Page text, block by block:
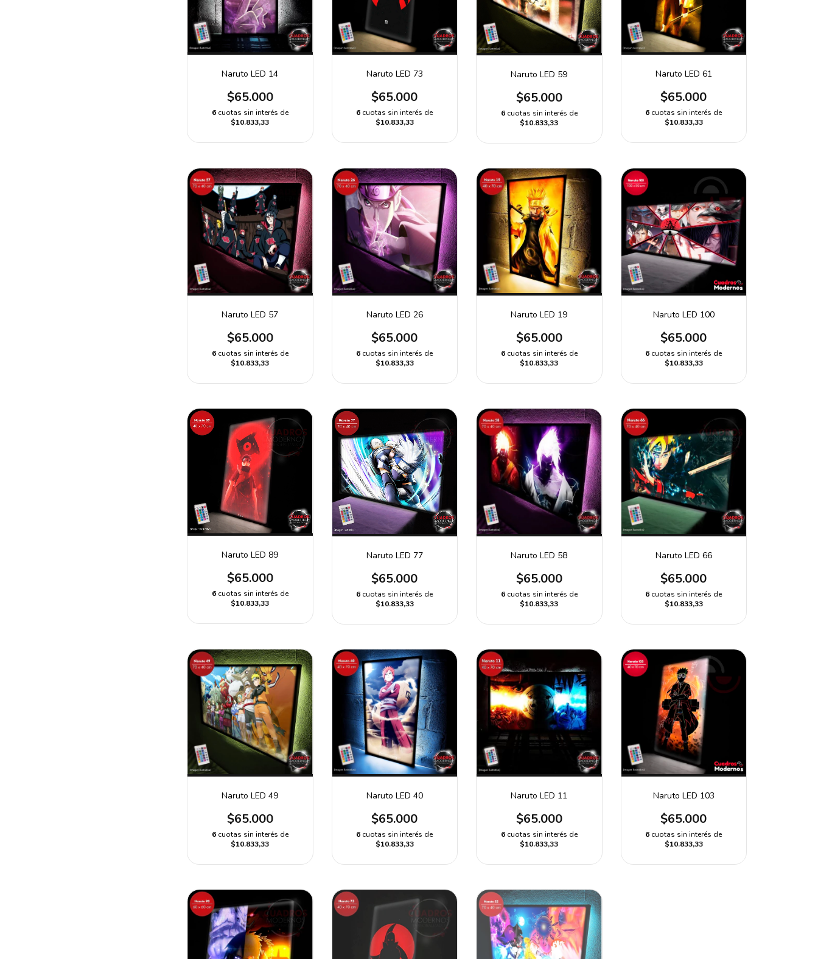
Naruto LED 14
$65.000
6 cuotas sin interés de
$10.833,33
Naruto LED 73
$65.000
6 cuotas sin interés de
$10.833,33
Naruto LED 59
$65.000
6 cuotas sin interés de
$10.833,33
Naruto LED 61
$65.000
6 cuotas sin interés de
$10.833,33
Naruto LED 57
$65.000
6 cuotas sin interés de
$10.833,33
Naruto LED 26
$65.000
6 cuotas sin interés de
$10.833,33
Naruto LED 19
$65.000
6 cuotas sin interés de
$10.833,33
Naruto LED 100
$65.000
6 cuotas sin interés de
$10.833,33
Naruto LED 89
$65.000
6 cuotas sin interés de
$10.833,33
Naruto LED 77
$65.000
6 cuotas sin interés de
$10.833,33
Naruto LED 58
$65.000
6 cuotas sin interés de
$10.833,33
Naruto LED 66
$65.000
6 cuotas sin interés de
$10.833,33
Naruto LED 49
$65.000
6 cuotas sin interés de
$10.833,33
Naruto LED 40
$65.000
6 cuotas sin interés de
$10.833,33
Naruto LED 11
$65.000
6 cuotas sin interés de
$10.833,33
Naruto LED 103
$65.000
6 cuotas sin interés de
$10.833,33